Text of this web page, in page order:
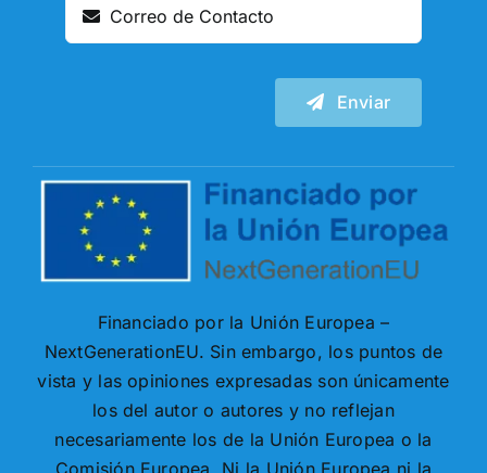
Enviar
Financiado por la Unión Europea –
NextGenerationEU. Sin embargo, los puntos de
vista y las opiniones expresadas son únicamente
los del autor o autores y no reflejan
necesariamente los de la Unión Europea o la